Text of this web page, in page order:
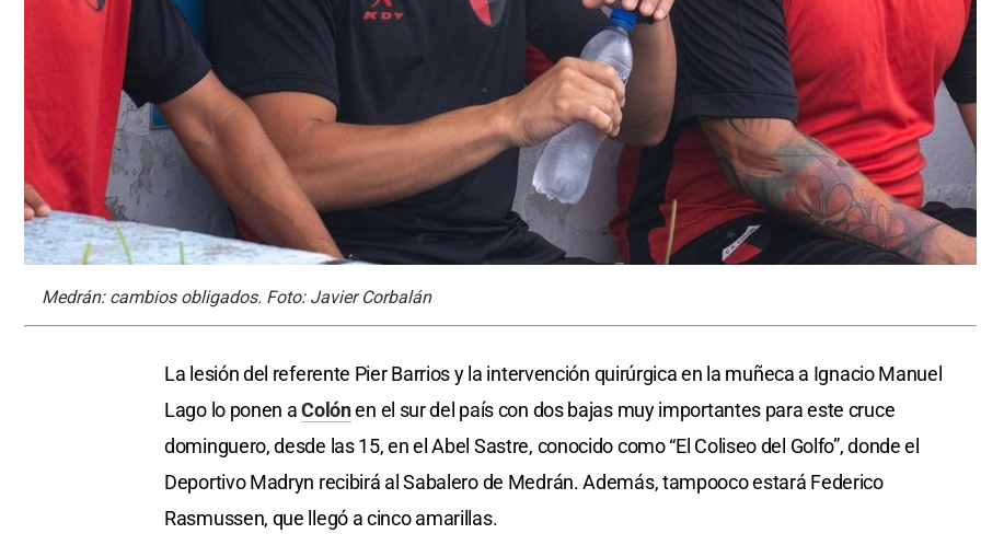
Medrán: cambios obligados. Foto: Javier Corbalán
La lesión del referente Pier Barrios y la intervención quirúrgica en la muñeca a Ignacio Manuel
Lago lo ponen aColónen el sur del país con dos bajas muy importantes para este cruce
dominguero, desde las 15, en el Abel Sastre, conocido como “El Coliseo del Golfo”, donde el
Deportivo Madryn recibirá al Sabalero de Medrán. Además, tampooco estará Federico
Rasmussen, que llegó a cinco amarillas.